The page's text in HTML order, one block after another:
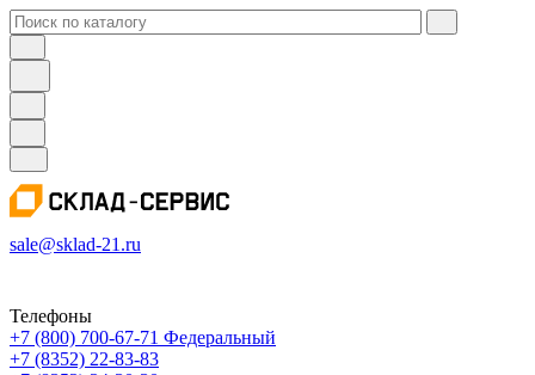
sale@sklad-21.ru
Телефоны
+7 (800) 700-67-71 Федеральный
+7 (8352) 22-83-83